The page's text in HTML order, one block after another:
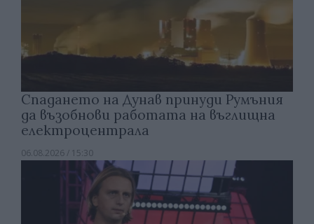
Спадането на Дунав принуди Румъния
да възобнови работата на въглищна
електроцентрала
06.08.2026 / 15:30